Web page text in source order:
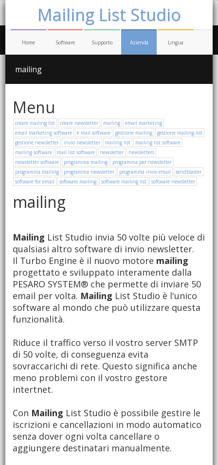
Mailing List Studio
Home Software Supporto Azienda Lingua
mailing
Menu
creare mailing list creare newsletter mailing
email marketing
email marketing software
e mail software gestione mailing
gestione mailing list
gestione newsletter
invio newsletter mailing list
mailing list software
mailing software
mail list software newsletter
newsletters
newsletter software
programma mailing
programma per newsletter
programma mailing
programma newsletter programma invio email
sendblaster
software for email
software mailing software mailing list software newsletter
mailing
Mailing List Studio invia 50 volte più veloce di
qualsiasi altro software di invio newsletter.
Il Turbo Engine è il nuovo motore mailing
progettato e sviluppato interamente dalla
PESARO SYSTEM® che permette di inviare 50
email per volta. Mailing List Studio è l'unico
software al mondo che può utilizzare questa
funzionalità.
Riduce il traffico verso il vostro server SMTP
di 50 volte, di conseguenza evita
sovraccarichi di rete. Questo significa anche
meno problemi con il vostro gestore
intertnet.
Con Mailing List Studio è possibile gestire le
iscrizioni e cancellazioni in modo automatico
senza dover ogni volta cancellare o
aggiungere destinatari manualmente.